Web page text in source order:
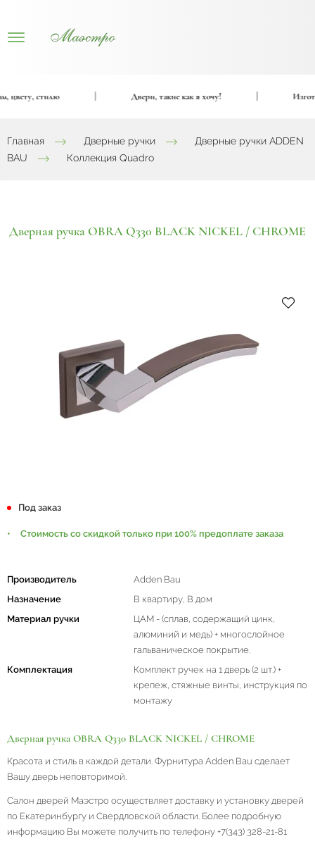
стилю Двери, такие как я хочу!
Главная Дверные ручки
Дверные ручки ADDEN
BAU
Коллекция Quadro
Дверная ручка OBRA Q330 BLACK NICKEL / CHROME
Под заказ
Стоимость со скидкой только при 100% предоплате заказа
Производитель
Adden Bau
Назначение
В квартиру, В дом
Материал ручки
ЦАМ - (сплав, содержащий цинк,
алюминий и медь) + многослойное
гальваническое покрытие.
Комплектация
Комплект ручек на 1 дверь (2 шт.) +
крепеж, стяжные винты, инструкция по
монтажу
Дверная ручка OBRA Q330 BLACK NICKEL / CHROME
Красота и стиль в каждой детали. Фурнитура Adden Bau сделает
Вашу дверь неповторимой.
Салон дверей Маэстро осуществляет доставку и установку дверей
по Екатеринбургу и Свердловской области. Более подробную
информацию Вы можете получить по телефону +7(343) 328-21-81